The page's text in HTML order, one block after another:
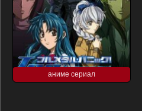
аниме сериал